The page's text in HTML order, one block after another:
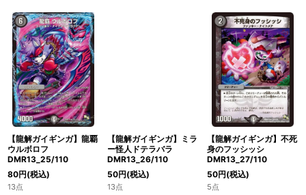
【龍解ガイギンガ】龍覇
ウルボロフ
DMR13_25/110
80円(税込)
13点
【龍解ガイギンガ】ミラ
ー怪人ドテラバラ
DMR13_26/110
50円(税込)
13点
【龍解ガイギンガ】不死
身のフッシッシ
DMR13_27/110
50円(税込)
5点